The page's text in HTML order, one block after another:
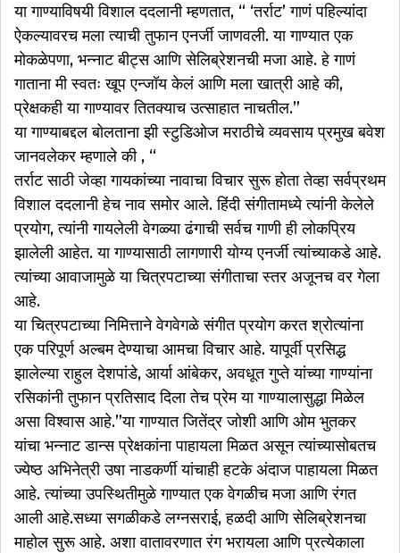
या गाण्याविषयी विशाल ददलानी म्हणतात, “ ‘तर्राट’ गाणं पहिल्यांदा
ऐकल्यावरच मला त्याची तुफान एनर्जी जाणवली. या गाण्यात एक
मोकळेपणा, भन्नाट बीट्स आणि सेलिब्रेशनची मजा आहे. हे गाणं
गाताना मी स्वतः खूप एन्जॉय केलं आणि मला खात्री आहे की,
प्रेक्षकही या गाण्यावर तितक्याच उत्साहात नाचतील.”
या गाण्याबद्दल बोलताना झी स्टुडिओज मराठीचे व्यवसाय प्रमुख बवेश
जानवलेकर म्हणाले की , “
तर्राट साठी जेव्हा गायकांच्या नावाचा विचार सुरू होता तेव्हा सर्वप्रथम
विशाल ददलानी हेच नाव समोर आले. हिंदी संगीतामध्ये त्यांनी केलेले
प्रयोग, त्यांनी गायलेली वेगळ्या ढंगाची सर्वच गाणी ही लोकप्रिय
झालेली आहेत. या गाण्यासाठी लागणारी योग्य एनर्जी त्यांच्याकडे आहे.
त्यांच्या आवाजामुळे या चित्रपटाच्या संगीताचा स्तर अजूनच वर गेला
आहे.
या चित्रपटाच्या निमित्ताने वेगवेगळे संगीत प्रयोग करत श्रोत्यांना
एक परिपूर्ण अल्बम देण्याचा आमचा विचार आहे. यापूर्वी प्रसिद्ध
झालेल्या राहुल देशपांडे, आर्या आंबेकर, अवधूत गुप्ते यांच्या गाण्यांना
रसिकांनी तुफान प्रतिसाद दिला तेच प्रेम या गाण्यालासुद्धा मिळेल
असा विश्वास आहे.”या गाण्यात जितेंद्र जोशी आणि ओम भुतकर
यांचा भन्नाट डान्स प्रेक्षकांना पाहायला मिळत असून त्यांच्यासोबतच
ज्येष्ठ अभिनेत्री उषा नाडकर्णी यांचाही हटके अंदाज पाहायला मिळत
आहे. त्यांच्या उपस्थितीमुळे गाण्यात एक वेगळीच मजा आणि रंगत
आली आहे.सध्या सगळीकडे लग्नसराई, हळदी आणि सेलिब्रेशनचा
माहोल सुरू आहे. अशा वातावरणात रंग भरायला आणि प्रत्येकाला